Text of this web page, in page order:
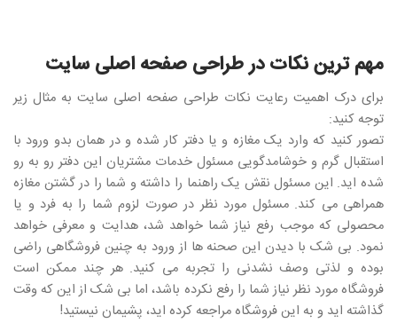
مهم ترین نکات در طراحی صفحه اصلی سایت
برای درک اهمیت رعایت نکات طراحی صفحه اصلی سایت به مثال زیر
توجه کنید:
تصور کنید که وارد یک مغازه و یا دفتر کار شده و در همان بدو ورود با
استقبال گرم و خوشامدگویی مسئول خدمات مشتریان این دفتر رو به رو
شده اید. این مسئول نقش یک راهنما را داشته و شما را در گشتن مغازه
همراهی می کند. مسئول مورد نظر در صورت لزوم شما را به فرد و یا
محصولی که موجب رفع نیاز شما خواهد شد، هدایت و معرفی خواهد
نمود. بی شک با دیدن این صحنه ها از ورود به چنین فروشگاهی راضی
بوده و لذتی وصف نشدنی را تجربه می کنید. هر چند ممکن است
فروشگاه مورد نظر نیاز شما را رفع نکرده باشد، اما بی شک از این که وقت
گذاشته اید و به این فروشگاه مراجعه کرده اید، پشیمان نیستید!